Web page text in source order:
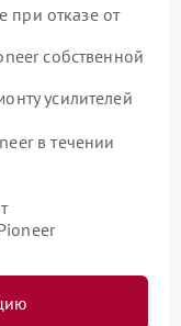
при отказе от
собственной
усилителей
в течении